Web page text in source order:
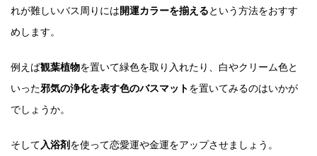
れが難しいバス周りには開運カラーを揃えるという方法をおすす
めします。
例えば観葉植物を置いて緑色を取り入れたり、白やクリーム色と
いった邪気の浄化を表す色のバスマットを置いてみるのはいかが
でしょうか。
そして 入浴剤を使って恋愛運や金運をアップさせましょう。